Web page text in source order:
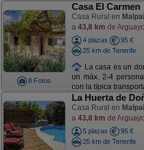
8 Fotos
Casa El Carmen
Casa Rural en
a 43,8 km de
4 plazas
95 €
25 km de Tenerife
La casa es un
un máx. 2-4
con la típica
La Huerta de
Casa Rural en
a 43,8 km de
5 plazas
95 €
25 km de Tenerife